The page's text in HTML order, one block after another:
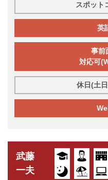
スポット
英
事前
対応可
休日(土
武藤
一夫